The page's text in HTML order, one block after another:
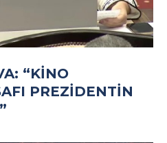
“KINO
PREZIDENTIN